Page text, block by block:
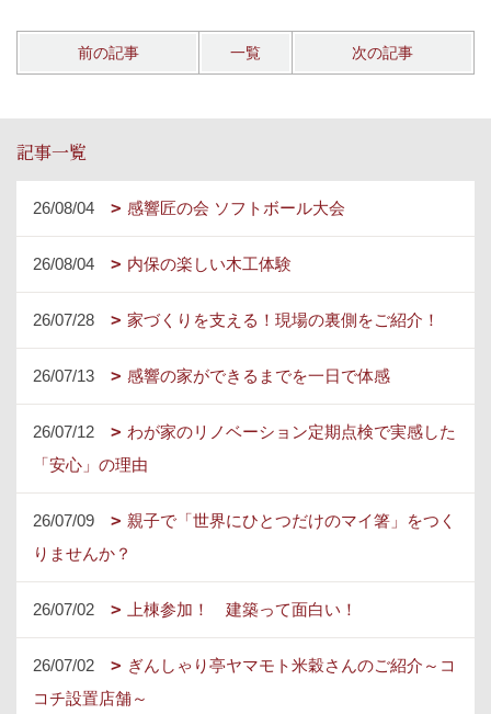
前の記事 一覧 次の記事
記事一覧
26/08/04 感響匠の会 ソフトボール大会
26/08/04 内保の楽しい木工体験
26/07/28 家づくりを支える！現場の裏側をご紹介！
26/07/13 感響の家ができるまでを一日で体感
26/07/12
わが家のリノベーション定期点検で実感した
「安心」の理由
26/07/09
親子で「世界にひとつだけのマイ箸」をつく
りませんか？
26/07/02 上棟参加！ 建築って面白い！
26/07/02
ぎんしゃり亭ヤマモト米穀さんのご紹介～コ
コチ設置店舗～